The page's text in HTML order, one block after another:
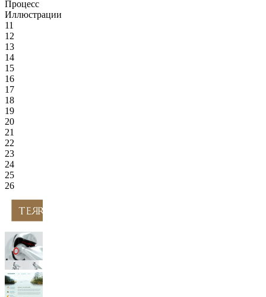
Процесс
Иллюстрации
11
12
13
14
15
16
17
18
19
20
21
22
23
24
25
26